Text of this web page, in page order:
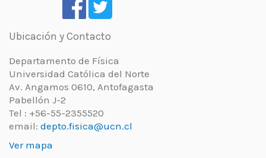
Ubicación y Contacto
Departamento de Física
Universidad Católica del Norte
Av. Angamos 0610, Antofagasta
Pabellón J-2
Tel : +56-55-2355520
email: depto.fisica@ucn.cl
Ver mapa